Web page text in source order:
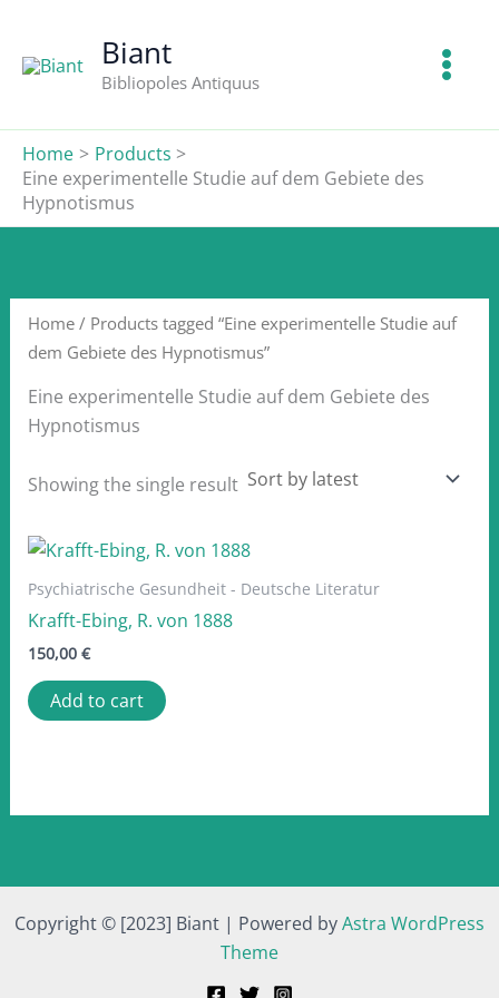
content
Biant
Bibliopoles Antiquus
Home
Products
Eine experimentelle Studie auf dem Gebiete des
Hypnotismus
Home/ Products tagged “Eine experimentelle Studie auf
dem Gebiete des Hypnotismus”
Eine experimentelle Studie auf dem Gebiete des
Hypnotismus
Showing the single result
Psychiatrische Gesundheit - Deutsche Literatur
Krafft-Ebing, R. von 1888
150,00 €
Add to cart
Copyright © [2023] Biant | Powered byAstra WordPress
Theme